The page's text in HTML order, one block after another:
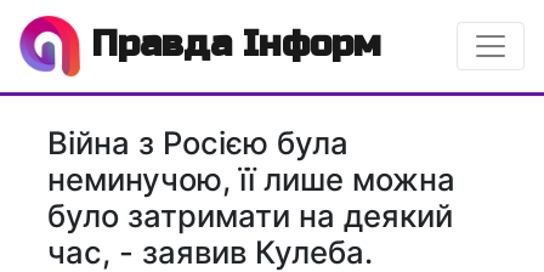
Правда Інформ
Війна з Росією була
неминучою, її лише можна
було затримати на деякий
час, - заявив Кулеба.